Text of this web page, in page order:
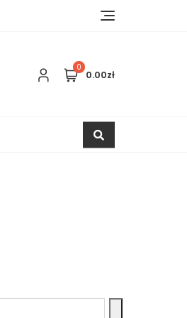
0
0.00zł